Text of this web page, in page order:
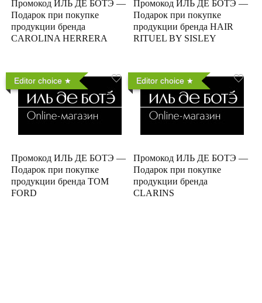
Промокод ИЛЬ ДЕ БОТЭ —
Подарок при покупке
продукции бренда
CAROLINA HERRERA
Промокод ИЛЬ ДЕ БОТЭ —
Подарок при покупке
продукции бренда HAIR
RITUEL BY SISLEY
Editor choice
Промокод ИЛЬ ДЕ БОТЭ —
Подарок при покупке
продукции бренда TOM
FORD
Editor choice
Промокод ИЛЬ ДЕ БОТЭ —
Подарок при покупке
продукции бренда
CLARINS